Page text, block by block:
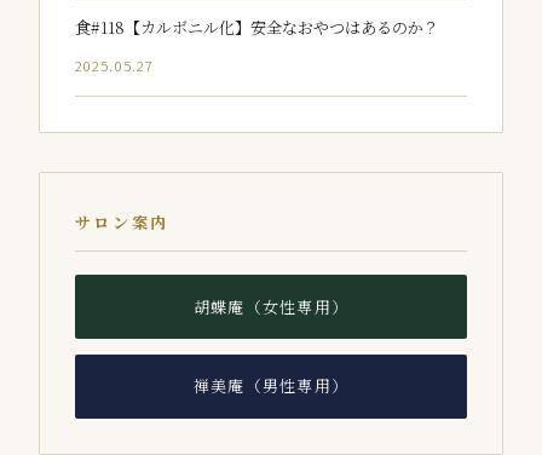
食#118【カルボニル化】安全なおやつはあるのか？
2025.05.27
サロン案内
胡蝶庵（女性専用）
禅美庵（男性専用）